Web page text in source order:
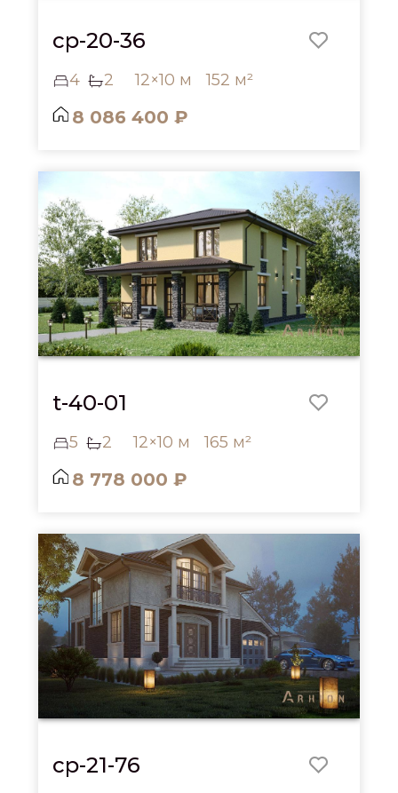
cp-20-36
4 2 12×10 м 152 м²
8 086 400 ₽
t-40-01
5 2 12×10 м 165 м²
8 778 000 ₽
cp-21-76